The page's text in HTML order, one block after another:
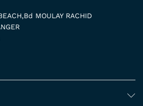
MOULAY RACHID